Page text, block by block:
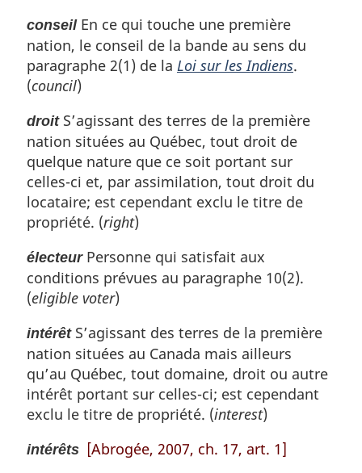
conseilEn ce qui touche une première
nation, le conseil de la bande au sens du
paragraphe 2(1) de la Loi sur les Indiens.
(council)
droitS’agissant des terres de la première
nation situées au Québec, tout droit de
quelque nature que ce soit portant sur
celles-ci et, par assimilation, tout droit du
locataire; est cependant exclu le titre de
propriété. (right)
électeurPersonne qui satisfait aux
conditions prévues au paragraphe 10(2).
(eligible voter)
intérêtS’agissant des terres de la première
nation situées au Canada mais ailleurs
qu’au Québec, tout domaine, droit ou autre
intérêt portant sur celles-ci; est cependant
exclu le titre de propriété. (interest)
intérêts [Abrogée, 2007, ch. 17, art. 1]